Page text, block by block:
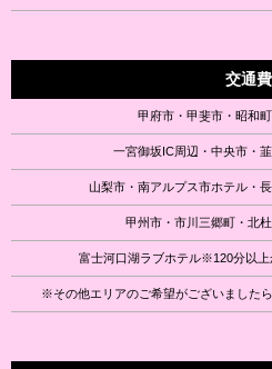
交通費
甲府市・甲斐市・昭和町
一宮御坂IC周辺・中央市・
山梨市・南アルプス市ホテル・
甲州市・市川三郷町・北
富士河口湖ラブホテル※120分以上
※その他エリアのご希望がございました